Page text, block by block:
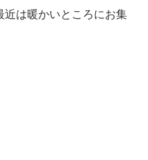
近は暖かいところにお集